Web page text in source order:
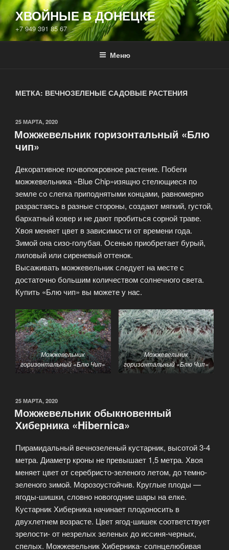
ХВОЙНЫЕ В ДОНЕЦКЕ
+7 949 391 85 67
Меню
МЕТКА: ВЕЧНОЗЕЛЕНЫЕ САДОВЫЕ РАСТЕНИЯ
25 МАРТА, 2020
Можжевельник горизонтальный «Блю
чип»
Декоративное почвопокровное растение. Побеги
можжевельника «Blue Chip»изящно стелющиеся по
земле со слегка приподнятыми концами, равномерно
разрастаясь в разные стороны, создают мягкий, густой,
бархатный ковер и не дают пробиться сорной траве.
Хвоя меняет цвет в зависимости от времени года.
Зимой она сизо-голубая. Осенью приобретает бурый,
лиловый или сиреневый оттенок.
Высаживать можжевельник следует на месте с
достаточно большим количеством солнечного света.
Купить «Блю чип» вы можете у нас.
Можжевельник
горизонтальный «Блю Чип»
Можжевельник
горизонтальный «Блю Чип»
25 МАРТА, 2020
Можжевельник обыкновенный
Хиберника «Hibernica»
Пирамидальный вечнозеленый кустарник, высотой 3-4
метра. Диаметр кроны не превышает 1,5 метра. Хвоя
меняет цвет от серебристо-зеленого летом, до темно-
зеленого зимой. Морозоустойчив. Круглые плоды —
ягоды-шишки, словно новогодние шары на елке.
Кустарник Хиберника начинает плодоносить в
двухлетнем возрасте. Цвет ягод-шишек соответствует
зрелости- от незрелых зеленых до иссиня-черных,
спелых. Можжевельник Хиберника- солнцелюбивая